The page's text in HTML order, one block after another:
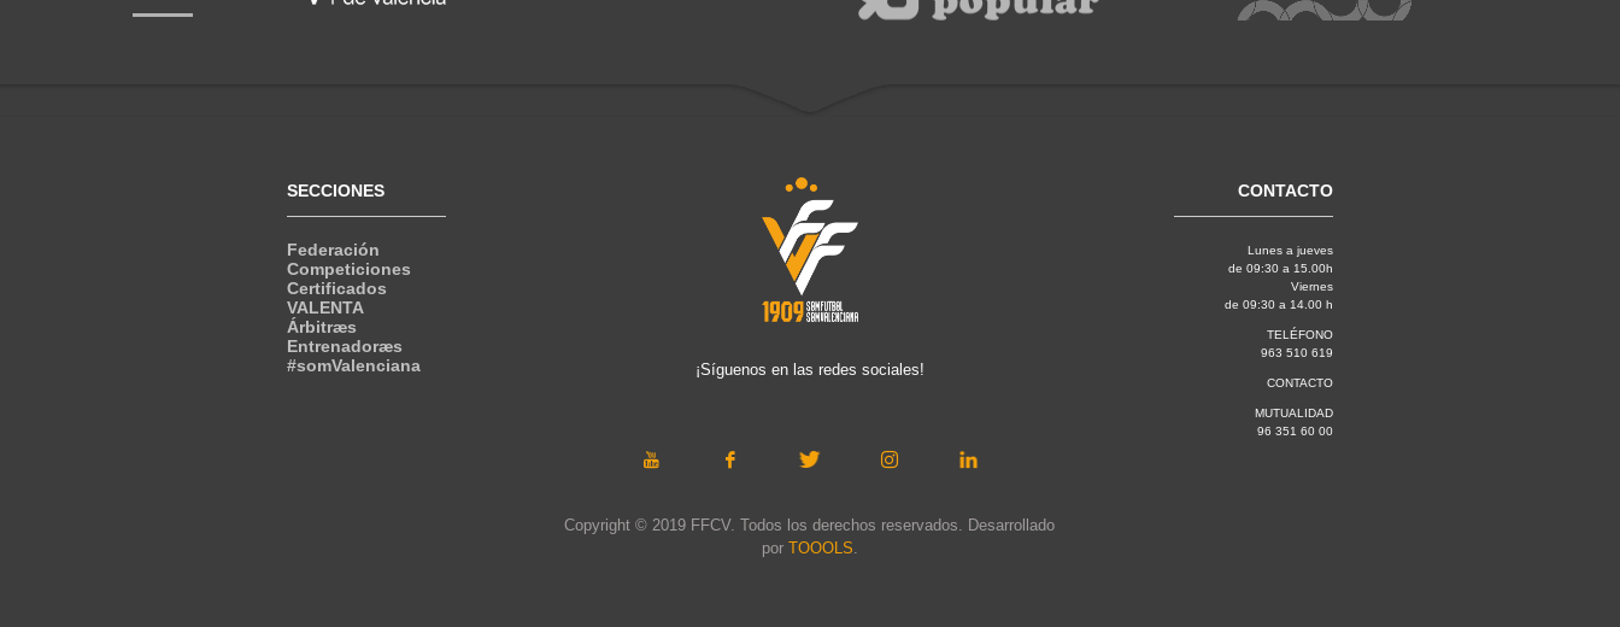
SECCIONES
Federación
Competiciones
Certificados
VALENTA
Árbitræs
Entrenadoræs
#somValenciana
¡Síguenos en las redes sociales!
Copyright © 2019 FFCV. Todos los derechos reservados. Desarrollado
por TOOOLS.
CONTACTO
Lunes a jueves
de 09:30 a 15.00h
Viernes
de 09:30 a 14.00 h
TELÉFONO
963 510 619
CONTACTO
MUTUALIDAD
96 351 60 00